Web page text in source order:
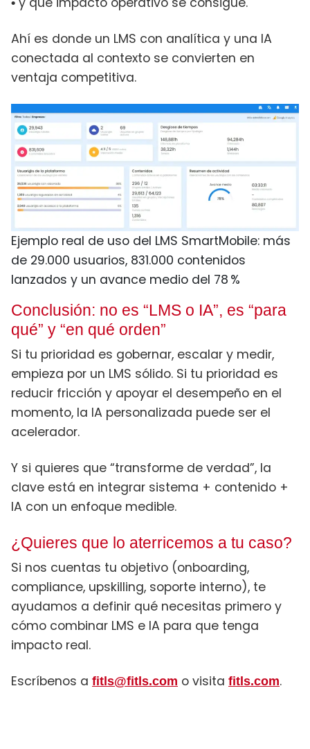
Ahí es donde un LMS con analítica y una IA
conectada al contexto se convierten en
ventaja competitiva.
Ejemplo real de uso del LMS SmartMobile: más
de 29.000 usuarios, 831.000 contenidos
lanzados y un avance medio del 78 %
Conclusión: no es “LMS o IA”, es “para
qué” y “en qué orden”
Si tu prioridad es gobernar, escalar y medir,
empieza por un LMS sólido. Si tu prioridad es
reducir fricción y apoyar el desempeño en el
momento, la IA personalizada puede ser el
acelerador.
Y si quieres que “transforme de verdad”, la
clave está en integrar sistema + contenido +
IA con un enfoque medible.
¿Quieres que lo aterricemos a tu caso?
Si nos cuentas tu objetivo (onboarding,
compliance, upskilling, soporte interno), te
ayudamos a definir qué necesitas primero y
cómo combinar LMS e IA para que tenga
impacto real.
Escríbenos a fitls@fitls.com o visita fitls.com.